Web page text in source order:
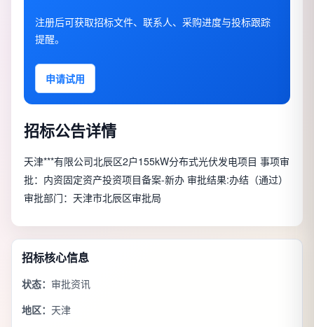
注册后可获取招标文件、联系人、采购进度与投标跟踪
提醒。
申请试用
招标公告详情
天津***有限公司北辰区2户155kW分布式光伏发电项目 事项审
批：内资固定资产投资项目备案-新办 审批结果:办结（通过）
审批部门：天津市北辰区审批局
招标核心信息
状态： 审批资讯
地区： 天津